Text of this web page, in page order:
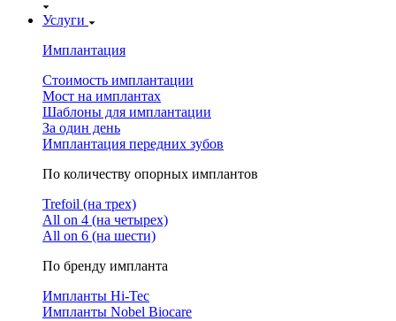
Услуги
Имплантация
Стоимость имплантации
Мост на имплантах
Шаблоны для имплантации
За один день
Имплантация передних зубов
По количеству опорных имплантов
Trefoil (на трех)
All on 4 (на четырех)
All on 6 (на шести)
По бренду импланта
Импланты Hi-Tec
Импланты Nobel Biocare